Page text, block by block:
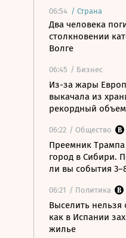
06:54 / Страна
Два человека
столкновении
Волге
06:45 / Бизнес
Из-за жары
выкачала из
рекордный объем
06:22 / Общество
Преемник
город в Сибири.
ли вы события 3–8
06:21 / Политика
Выселить нельзя
как в Испании
жилье